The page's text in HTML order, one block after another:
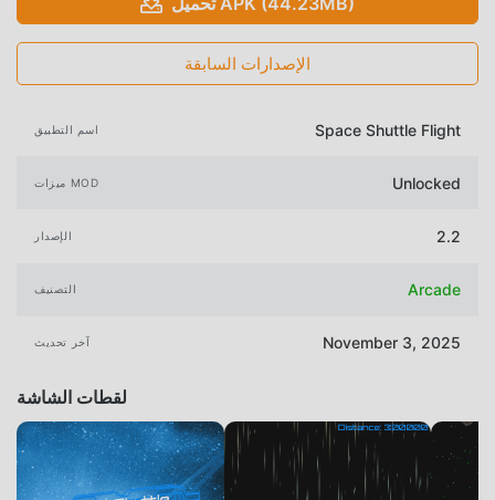
الإصدارات السابقة
اسم التطبيق Space Shuttle Flight
ميزات MOD Unlocked
الإصدار 2.2
التصنيف Arcade
آخر تحديث November 3, 2025
لقطات الشاشة